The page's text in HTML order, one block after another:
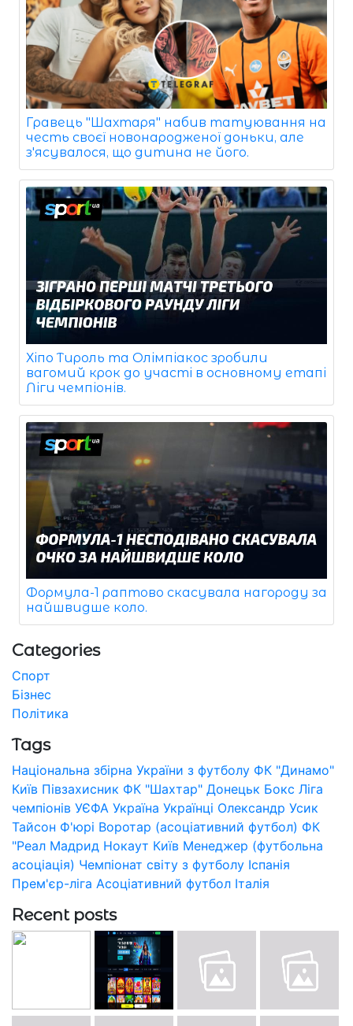
Гравець "Шахтаря" набив татуювання на
честь своєї новонародженої доньки, але
з'ясувалося, що дитина не його.
Хіпо Тироль та Олімпіакос зробили
вагомий крок до участі в основному етапі
Ліги чемпіонів.
Формула-1 раптово скасувала нагороду за
найшвидше коло.
Categories
Спорт
Бізнес
Політика
Tags
Національна збірна України з футболу ФК "Динамо"
Київ Півзахисник ФК "Шахтар" Донецьк Бокс Ліга
чемпіонів УЄФА Україна Українці Олександр Усик
Тайсон Ф'юрі Воротар (асоціативний футбол) ФК
"Реал Мадрид Нокаут Київ Менеджер (футбольна
асоціація) Чемпіонат світу з футболу Іспанія
Прем'єр-ліга Асоціативний футбол Італія
Recent posts